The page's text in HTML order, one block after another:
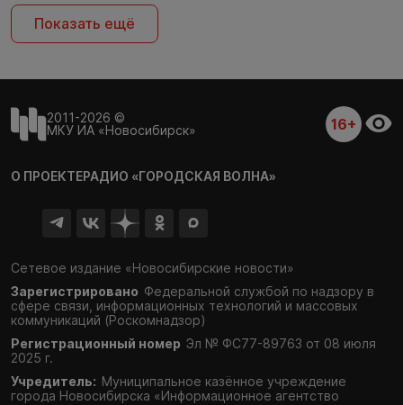
Показать ещё
2011-2026 ©
МКУ ИА «Новосибирск»
16+
О ПРОЕКТЕРАДИО «ГОРОДСКАЯ ВОЛНА»
Сетевое издание «Новосибирские новости»
Зарегистрировано Федеральной службой по надзору в
сфере связи, информационных технологий и массовых
коммуникаций (Роскомнадзор)
Регистрационный номер Эл № ФС77-89763 от 08 июля
2025 г.
Учредитель: Муниципальное казённое учреждение
города Новосибирска «Информационное агентство